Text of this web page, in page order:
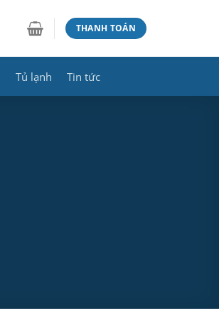
THANH TOÁN
Tủ lạnh Tin tức